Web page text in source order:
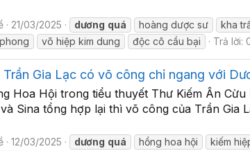
21/03/2025 dương quá hoàng dược sư kha
võ hiệp kim dung độc cô cầu bại Trả lời:
Gia Lạc có võ công chỉ ngang với
Hoa Hội trong tiểu thuyết Thư Kiếm Ân
Sina tổng hợp lại thì võ công của Trần
12/03/2025 dương quá hồng hoa hội kiếm